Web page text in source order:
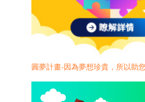
圓夢計畫-因為夢想珍貴，所以助